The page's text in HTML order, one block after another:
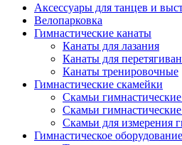
Аксессуары для танцев и
Велопарковка
Гимнастические канаты
Канаты для лазания
Канаты для
Канаты тренировочные
Гимнастические скамейки
Скамьи
Скамьи
Скамьи для измерения
Гимнастическое оборудование